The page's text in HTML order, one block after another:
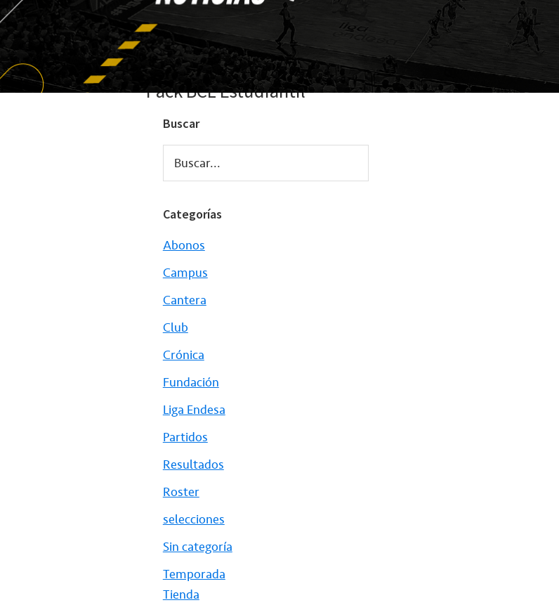
Pack BCL Estudiantil
Buscar
Buscar...
Categorías
Abonos
Campus
Cantera
Club
Crónica
Fundación
Liga Endesa
Partidos
Resultados
Roster
selecciones
Sin categoría
Temporada
Tienda